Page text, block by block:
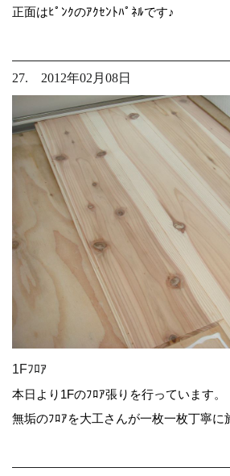
正面はﾋﾟﾝｸのｱｸｾﾝﾄﾊﾟﾈﾙです♪
27. 2012年02月08日
1Fﾌﾛｱ
本日より1Fのﾌﾛｱ張りを行っています。
無垢のﾌﾛｱを大工さんが一枚一枚丁寧に